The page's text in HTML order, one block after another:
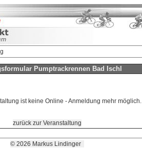
Pumptrackrennen Bad Ischl
ist keine Online - Anmeldung mehr möglich.
zurück zur Veranstaltung
© 2026 Markus Lindinger